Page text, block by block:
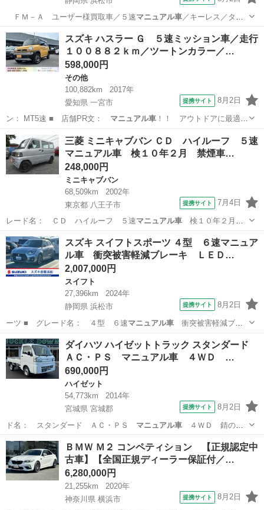
ＦＭ－Ａ ユーザー様買取車／５速マニュアル車／キーレス／タイ
ミングチェーン／車…
静岡 浜松市 AZ-ワゴン
スズキ ハスラー Ｇ ５速ミッション車／走行
１００８８２ｋｍ／ツートンカラー／…
598,000円
その他
100,882km
2017年
愛知県 一宮市
提携サイト 8月2日
ン： MT5速 ■ 店舗PR文： マニュアル車！！ アウトドアに最適！
■ 修復…
愛知 一宮市 その他
三菱 ミニキャブバン ＣＤ ハイルーフ ５速
マニュアル車 検１０年２月 禁煙車…
248,000円
ミニキャブバン
68,509km
2002年
東京都 八王子市
提携サイト 7月4日
レード名： ＣＤ ハイルーフ ５速マニュアル車検１０年２月
禁煙車 車両鑑定書…
東京 八王子市 ミニキャブバン
スズキ スイフトスポーツ ４型 ６速マニュア
ル車 衝突被害軽減ブレーキ ＬＥＤ…
2,007,000円
スイフト
27,396km
2024年
静岡県 浜松市
提携サイト 8月2日
ーツ ■ グレード名： ４型 ６速マニュアル車衝突被害軽減ブレ
ーキ ＬＥＤヘッ…
静岡 浜松市 スイフト
ダイハツ ハイゼットトラック スタンダード
ＡＣ・ＰＳ マニュアル車 ４ＷＤ …
690,000円
ハイゼット
54,773km
2014年
宮城県 宮城郡
提携サイト 8月2日
ド名： スタンダード ＡＣ・ＰＳ マニュアル車４ＷＤ 錆の状
態グッド 走行５万…
宮城 宮城郡
ＢＭＷ Ｍ２ コンペティション 【正規認定中
古車】【全国正規ディーラー保証付／…
6,280,000円
21,255km
2020年
神奈川県 横浜市
提携サイト 8月2日